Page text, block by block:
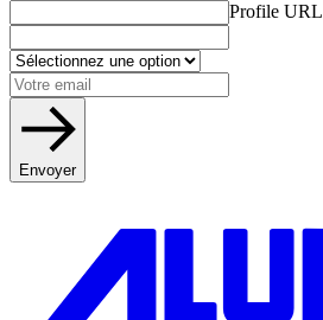
Profile URL
Envoyer